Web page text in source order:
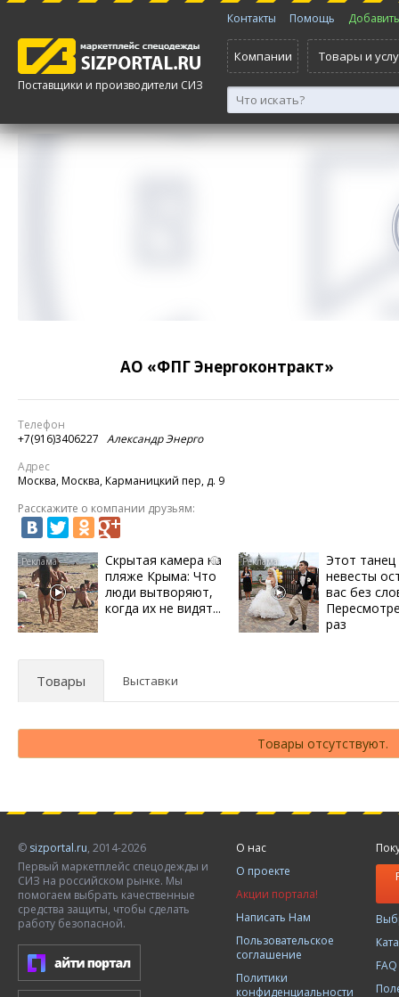
Поставщики и производители СИЗ
Контакты Помощь
Компании Товары и
АО «ФПГ Энергоконтракт»
Телефон
+7(916)3406227 Александр Энерго
Адрес
Москва, Москва, Карманицкий пер, д. 9
Расскажите о компании друзьям:
i
Скрытая камера на
пляже Крыма: Что
люди вытворяют,
когда их не видят...
Этот танец
невесты
вас без
раз
Товары Выставки
Товары отсутствуют.
© sizportal.ru, 2014-2026
Первый маркетплейс спецодежды и
СИЗ на российском рынке. Мы
помогаем выбрать качественные
средства защиты, чтобы сделать
работу безопасной.
О нас
О проекте
Акции портала!
Написать Нам
Пользовательское
соглашение
Политики
конфиденциальности
FAQ